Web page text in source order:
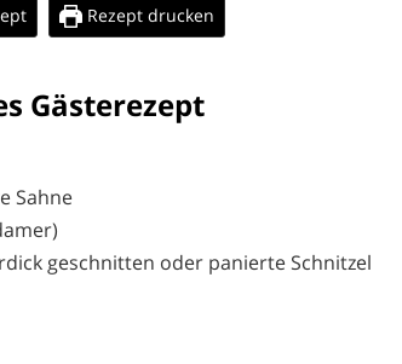
Rezept drucken
Gästerezept
Sahne
geschnitten oder panierte Schnitzel